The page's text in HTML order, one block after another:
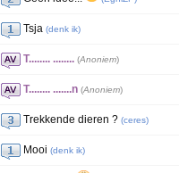
Tsja (denk ik)
T........ ........ (Anoniem)
T........ .......n (Anoniem)
Trekkende dieren ? (ceres)
Mooi (denk ik)